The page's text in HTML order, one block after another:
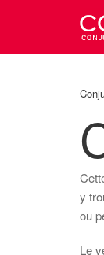
y
ou
Le